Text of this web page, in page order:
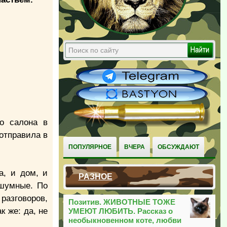
ПОПУЛЯРНОЕ ВЧЕРА ОБСУЖДАЮТ
РАЗНОЕ
Позитив. ЖИВОТНЫЕ ТОЖЕ
УМЕЮТ ЛЮБИТЬ. Рассказ о
необыкновенном коте, любви
салона в
в
и дом, и
По
же: да, не